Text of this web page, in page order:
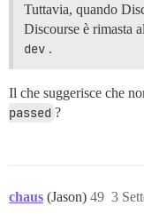
Tuttavia, quando
Discourse è rimasta
dev .
Il che suggerisce che
passed ?
chaus (Jason) 3
49